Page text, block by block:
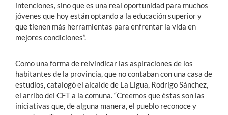
intenciones, sino que es una real oportunidad para muchos
jóvenes que hoy están optando a la educación superior y
que tienen más herramientas para enfrentar la vida en
mejores condiciones”.
Como una forma de reivindicar las aspiraciones de los
habitantes de la provincia, que no contaban con una casa de
estudios, catalogó el alcalde de La Ligua, Rodrigo Sánchez,
el arribo del CFT a la comuna. “Creemos que éstas son las
iniciativas que, de alguna manera, el pueblo reconoce y